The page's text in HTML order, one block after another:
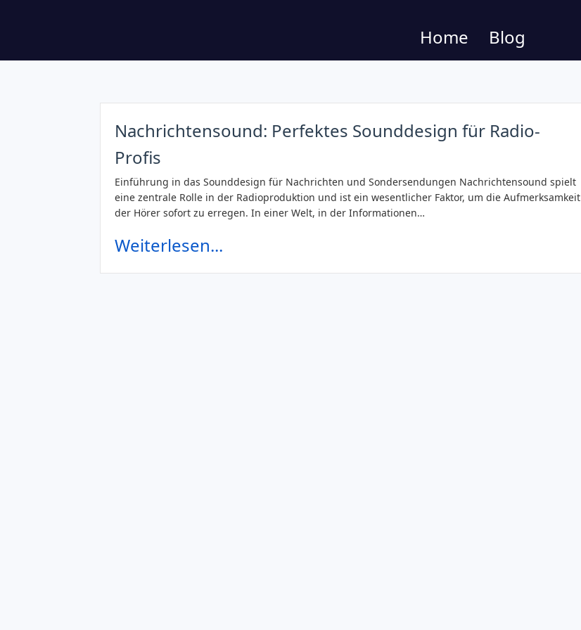
Home Blog
Nachrichtensound: Perfektes Sounddesign für Radio-
Profis
Einführung in das Sounddesign für Nachrichten und Sondersendungen Nachrichtensound spielt
eine zentrale Rolle in der Radioproduktion und ist ein wesentlicher Faktor, um die Aufmerksamkeit
der Hörer sofort zu erregen. In einer Welt, in der Informationen…
Weiterlesen...